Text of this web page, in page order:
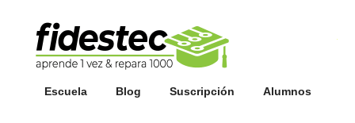
Escuela Blog Suscripción Alumnos